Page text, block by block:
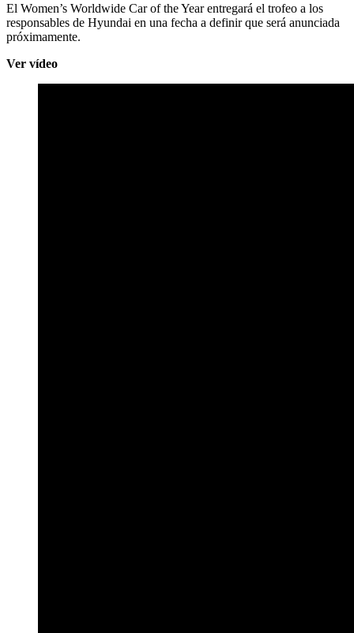
El Women’s Worldwide Car of the Year entregará el trofeo a los
responsables de Hyundai en una fecha a definir que será anunciada
próximamente.
Ver vídeo